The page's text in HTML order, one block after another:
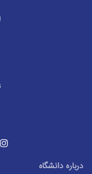
درباره دانشگاه